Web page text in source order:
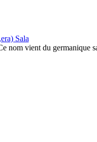
Sala
nom vient du germanique